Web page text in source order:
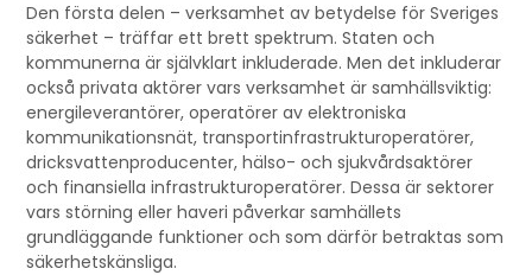
Den första delen – verksamhet av betydelse för Sveriges
säkerhet – träffar ett brett spektrum. Staten och
kommunerna är självklart inkluderade. Men det inkluderar
också privata aktörer vars verksamhet är samhällsviktig:
energileverantörer, operatörer av elektroniska
kommunikationsnät, transportinfrastrukturoperatörer,
dricksvattenproducenter, hälso- och sjukvårdsaktörer
och finansiella infrastrukturoperatörer. Dessa är sektorer
vars störning eller haveri påverkar samhällets
grundläggande funktioner och som därför betraktas som
säkerhetskänsliga.